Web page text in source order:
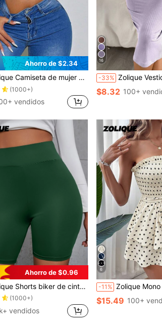
Ahorro de $2.34
de mujer de unicolor, cuello redondo minimalista, de manga corta y larga
(1000+)
vendidos
16
-33% Zolique Vestido casual de mujer de
$8.32 100+
Ahorro de $0.96
Shorts biker de cintura ancha unicolor
(1000+)
(1000+)
(1000+)
vendidos
6
-11% Zolique Mono sin tirantes con volantes y lazo en la
$15.49 100+